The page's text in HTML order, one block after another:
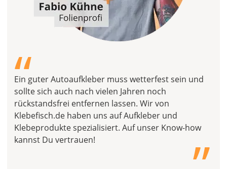
“
Ein guter Autoaufkleber muss wetterfest sein und
sollte sich auch nach vielen Jahren noch
rückstandsfrei entfernen lassen. Wir von
Klebefisch.de haben uns auf Aufkleber und
Klebeprodukte spezialisiert. Auf unser Know-how
kannst Du vertrauen!
„